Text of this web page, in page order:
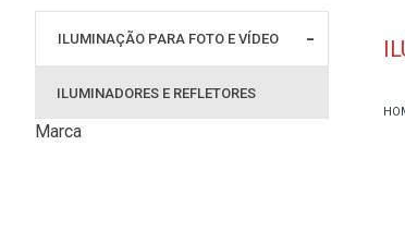
ILUMINAÇÃO PARA FOTO E VÍDEO
ILUMINADORES E REFLETORES
Marca